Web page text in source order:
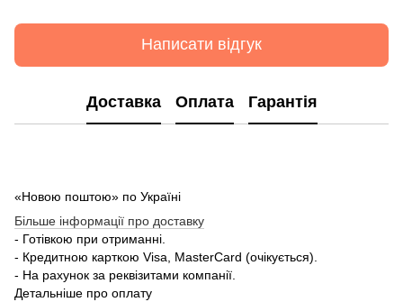
Написати відгук
Доставка Оплата Гарантія
«Новою поштою» по Україні
Більше інформації про доставку
- Готівкою при отриманні.
- Кредитною карткою Visa, MasterCard (очікується).
- На рахунок за реквізитами компанії.
Детальніше про оплату